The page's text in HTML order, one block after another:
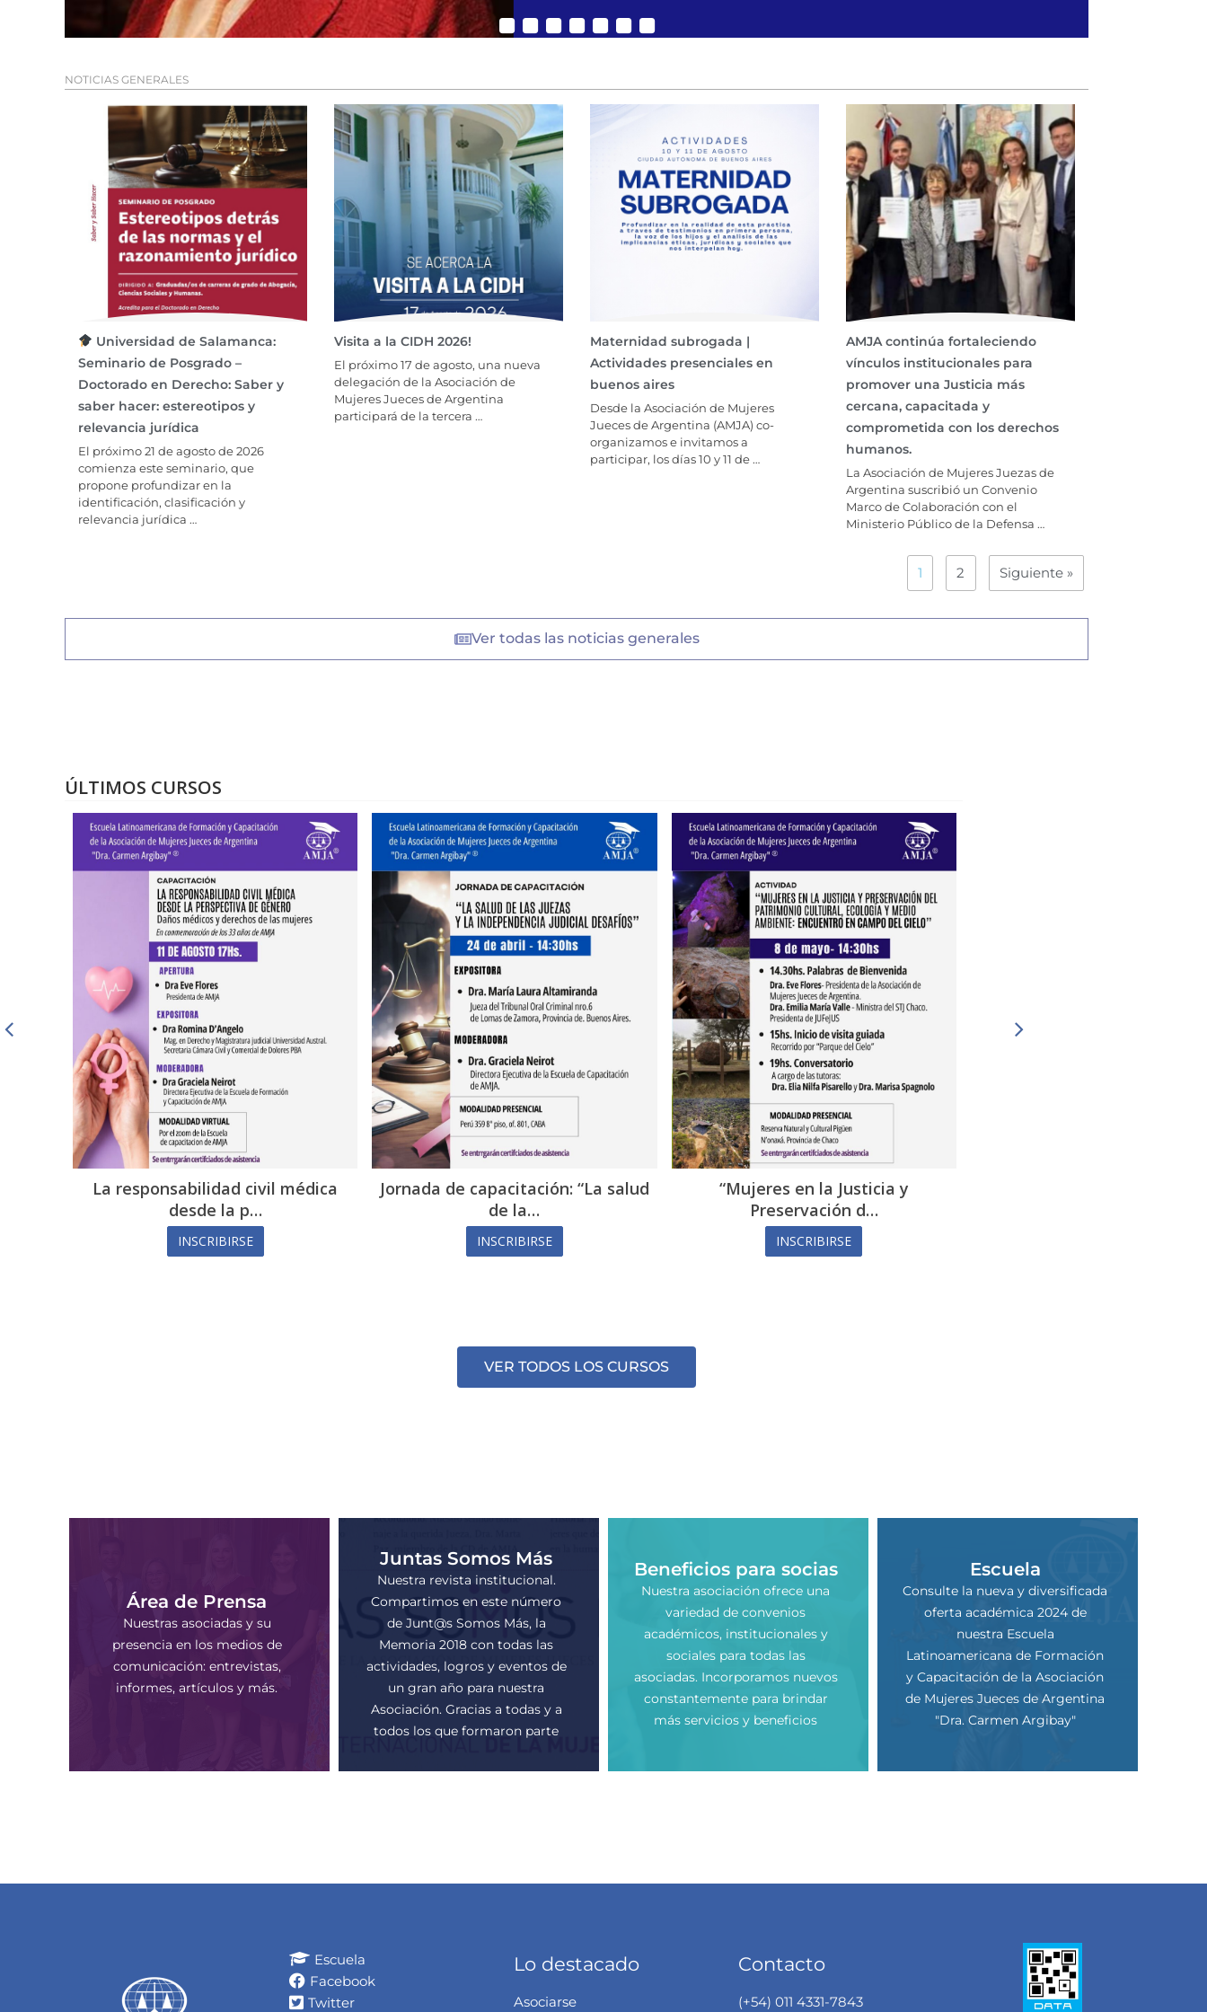
NOTICIAS GENERALES
Universidad de Salamanca:
Seminario de Posgrado –
Doctorado en Derecho: Saber y
saber hacer: estereotipos y
relevancia jurídica
El próximo 21 de agosto de 2026
comienza este seminario, que
propone profundizar en la
identificación, clasificación y
relevancia jurídica …
Visita a la CIDH 2026!
El próximo 17 de agosto, una nueva
delegación de la Asociación de
Mujeres Jueces de Argentina
participará de la tercera …
Maternidad subrogada |
Actividades presenciales en
buenos aires
Desde la Asociación de Mujeres
Jueces de Argentina (AMJA) co-
organizamos e invitamos a
participar, los días 10 y 11 de …
AMJA continúa fortaleciendo
vínculos institucionales para
promover una Justicia más
cercana, capacitada y
comprometida con los derechos
humanos.
La Asociación de Mujeres Juezas de
Argentina suscribió un Convenio
Marco de Colaboración con el
Ministerio Público de la Defensa …
1 2 Siguiente »
Ver todas las noticias generales
ÚLTIMOS CURSOS
La responsabilidad civil médica
desde la p…
INSCRIBIRSE
Jornada de capacitación: “La salud
de la…
INSCRIBIRSE
“Mujeres en la Justicia y
Preservación d…
INSCRIBIRSE
VER TODOS LOS CURSOS
Área de Prensa
Nuestras asociadas y su
presencia en los medios de
comunicación: entrevistas,
informes, artículos y más.
Juntas Somos Más
Nuestra revista institucional.
Compartimos en este número
de Junt@s Somos Más, la
Memoria 2018 con todas las
actividades, logros y eventos de
un gran año para nuestra
Asociación. Gracias a todas y a
todos los que formaron parte
Beneficios para socias
Nuestra asociación ofrece una
variedad de convenios
académicos, institucionales y
sociales para todas las
asociadas. Incorporamos nuevos
constantemente para brindar
más servicios y beneficios
Escuela
Consulte la nueva y diversificada
oferta académica 2024 de
nuestra Escuela
Latinoamericana de Formación
y Capacitación de la Asociación
de Mujeres Jueces de Argentina
"Dra. Carmen Argibay"
Escuela
Facebook
Twitter
Lo destacado
Asociarse
Contacto
(+54) 011 4331-7843